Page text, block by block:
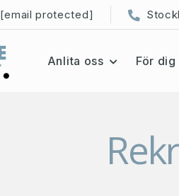
[email protected]
Anlita oss För